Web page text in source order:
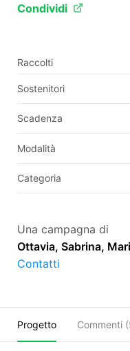
Condividi
Raccolti
Sostenitori
Scadenza
Modalità
Categoria
Una campagna di
Ottavia, Sabrina,
Contatti
Progetto Commenti (